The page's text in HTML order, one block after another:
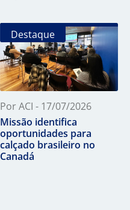
Destaque
Por ACI - 17/07/2026
Missão identifica
oportunidades para
calçado brasileiro no
Canadá